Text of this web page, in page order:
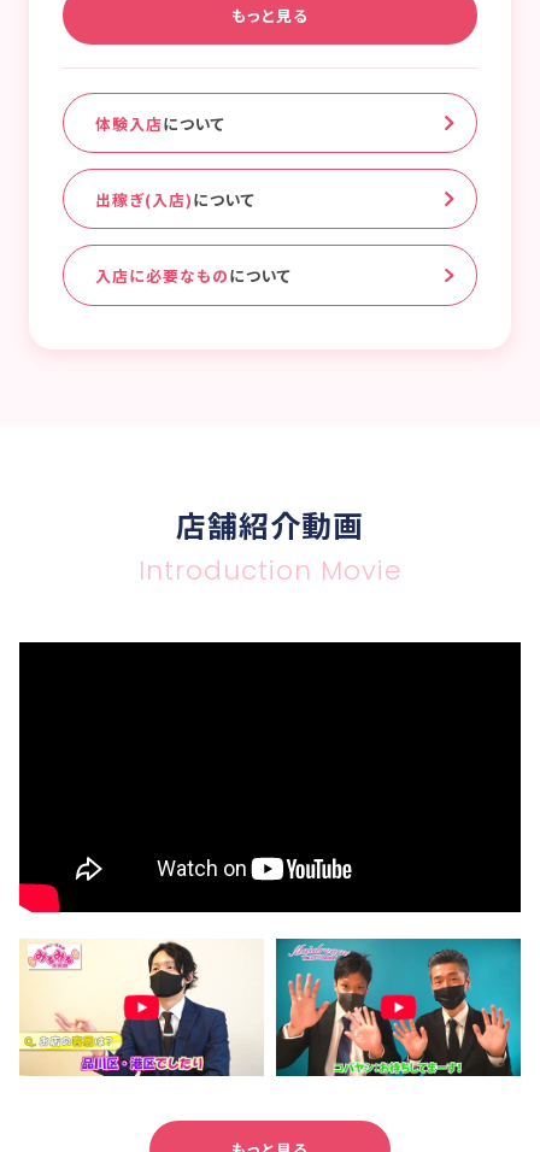
もっと見る
体験入店について
出稼ぎ(入店)について
入店に必要なものについて
店舗紹介動画
Introduction Movie